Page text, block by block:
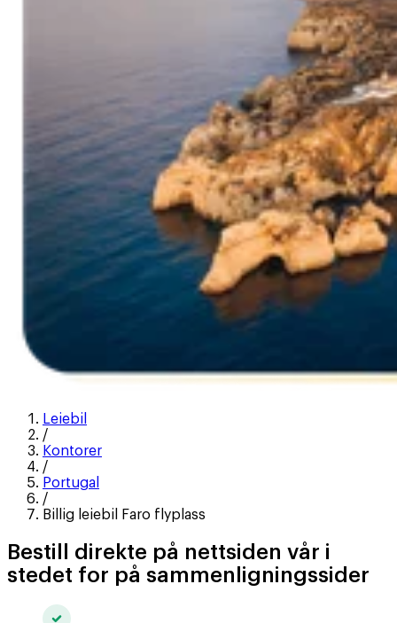
Leiebil
/
Kontorer
/
Portugal
/
Billig leiebil Faro flyplass
Bestill direkte på nettsiden vår i
stedet for på sammenligningssider